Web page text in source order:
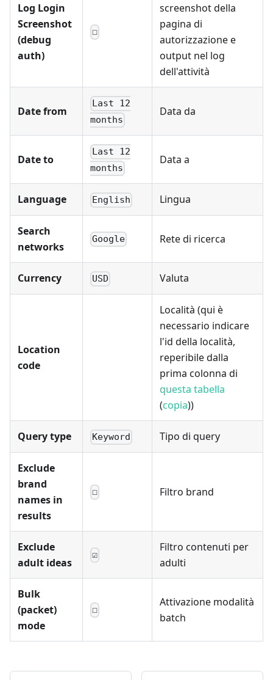
Log Login
Screenshot
(debug
auth)
☐
screenshot della
pagina di
autorizzazione e
output nel log
dell'attività
Date from
Last 12
months
Data da
Date to
Last 12
months
Data a
Language English Lingua
Search
networks
Google Rete di ricerca
Currency USD Valuta
Location
code
Località (qui è
necessario indicare
l'id della località,
reperibile dalla
prima colonna di
questa tabella
(copia))
Query type Keyword Tipo di query
Exclude
brand
names in
results
☐ Filtro brand
Exclude
adult ideas
☑
Filtro contenuti per
adulti
Bulk
(packet)
mode
☐
Attivazione modalità
batch